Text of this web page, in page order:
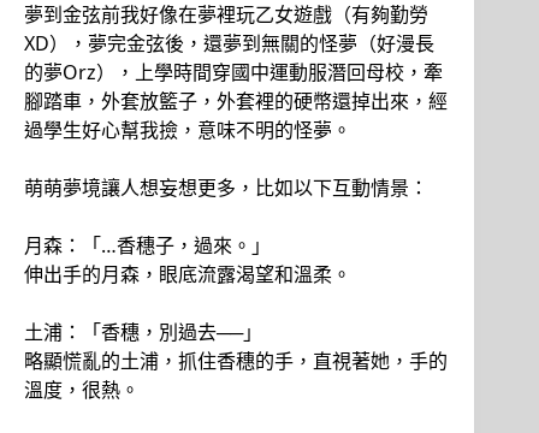
夢到金弦前我好像在夢裡玩乙女遊戲（有夠勤勞
XD），夢完金弦後，還夢到無關的怪夢（好漫長
的夢Orz），上學時間穿國中運動服潛回母校，牽
腳踏車，外套放籃子，外套裡的硬幣還掉出來，經
過學生好心幫我撿，意味不明的怪夢。
萌萌夢境讓人想妄想更多，比如以下互動情景：
月森：「…香穗子，過來。」
伸出手的月森，眼底流露渴望和溫柔。
土浦：「香穗，別過去──」
略顯慌亂的土浦，抓住香穗的手，直視著她，手的
溫度，很熱。